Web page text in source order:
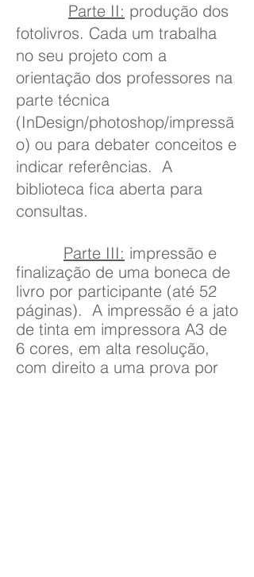
Parte II: produção dos
fotolivros. Cada um trabalha
no seu projeto com a
orientação dos professores na
parte técnica
(InDesign/photoshop/impressã
o) ou para debater conceitos e
indicar referências. A
biblioteca fica aberta para
consultas.
Parte III: impressão e
finalização de uma boneca de
livro por participante (até 52
páginas). A impressão é a jato
de tinta em impressora A3 de
6 cores, em alta resolução,
com direito a uma prova por